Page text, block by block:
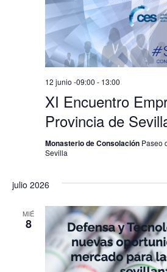
XI Encuentro
Provincia de
12 junio -09:00 - 13:00
Monasterio de Consolación Paseo
Sevilla
julio 2026
MIÉ
8